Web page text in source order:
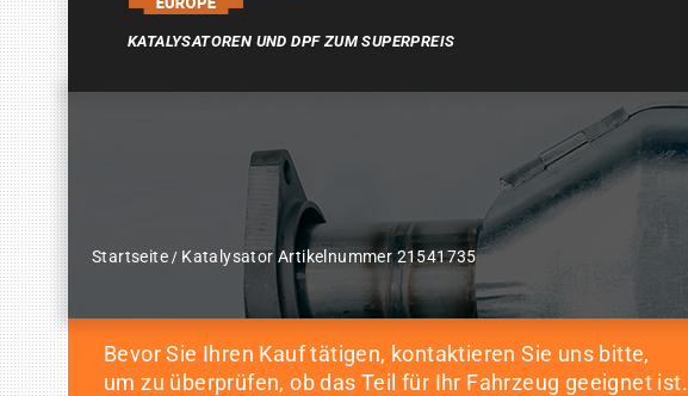
KATALYSATOREN UND DPF ZUM SUPERPREIS
Startseite Katalysator Artikelnummer 21541735
Bevor Sie Ihren Kauf tätigen, kontaktieren Sie uns bitte,
um zu überprüfen, ob das Teil für Ihr Fahrzeug geeignet ist.